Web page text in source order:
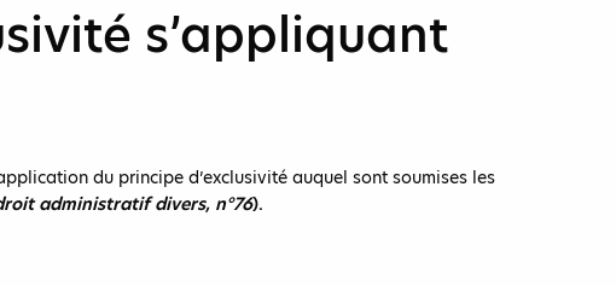
s’appliquant
du principe d’exclusivité auquel sont soumises les
administratif divers, n°76).